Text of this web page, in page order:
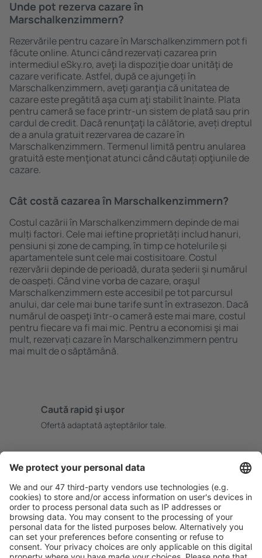
Unde pot rezerva cazare în
Marschalkenzimmern?
Rezervările pentru cazare în Marschalkenzimmern pot fi
făcute online. Atunci când rezervați cazarea prin
intermediul eSky.ro, aveţi la dispoziţie doar unităţi de
cazare verificate. Astfel, după ce ajungeți în
Marschalkenzimmern, aveţi garanţia că unitatea de
cazare este pregătită aşa cum aţi stabilit ȋnainte. Plata
pentru cameră se face printr-un sistem de plată sau prin
cardul de credit. Dacă renunţaţi la călătorie, aveți dreptul
de a anula gratuit rezervarea de cazare în
Marschalkenzimmern. Termenul limită pentru anularea
gratuită este menţionat atunci când căutați opţiunile de
cazare.
Cât costă cazarea în Marschalkenzimmern?
Costul cazării în Marschalkenzimmern depinde de mai
mulți factori. Cele mai ieftine proprietăți includ hanuri,
pensiuni și zone de camping, în timp ce hotelurile și
apartamentele sunt cele mai costisitoare. Costul
rezervării depinde de perioadă, durata șederii și numărul
de oaspeți. Când vine vorba de cazare, oraşul
Marschalkenzimmern este accesibil pe tot parcursul
anului, dar cele mai bune tarife sunt în extrasezon. Dacă
numărul de oaspeţi ȋntr-o cameră este mai mare, costul
pentru fiecare va fi mai mic. Pentru a economisi şi mai
mult, rezervați cazare în Marschalkenzimmern pentru
mai mult de o săptămână.
Caută rapid şi uşor
Ofertă adaptată aşteptărilor tale.
Rezervare fără griji cu opțiune gratuită de anulare.
Economiseşte mai mult
Prețuri atractive și oferte speciale pentru utilizatorii
conectați.